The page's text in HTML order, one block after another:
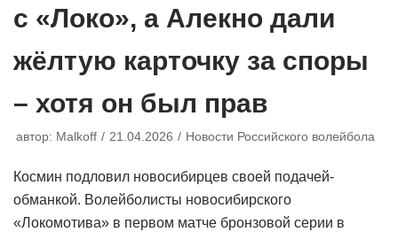
с «Локо», а Алекно дали
жёлтую карточку за споры
– хотя он был прав
автор: Malkoff 21.04.2026 Новости Российского волейбола
Космин подловил новосибирцев своей подачей-
обманкой. Волейболисты новосибирского
«Локомотива» в первом матче бронзовой серии в